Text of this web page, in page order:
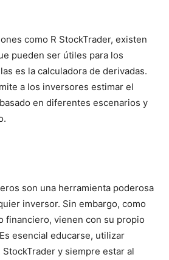
como R StockTrader, existen
pueden ser útiles para los
es la calculadora de derivadas.
a los inversores estimar el
en diferentes escenarios y
son una herramienta poderosa
inversor. Sin embargo, como
financiero, vienen con su propio
esencial educarse, utilizar
y siempre estar al